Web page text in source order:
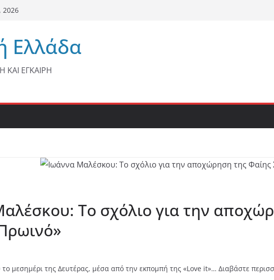
2026
Ελλάδα
ΕΓΚΑΙΡΗ
Το σχόλιο για την
μεσημέρι της Δευτέρας, μέσα από την εκπομπή της «Love it»… Διαβάστε